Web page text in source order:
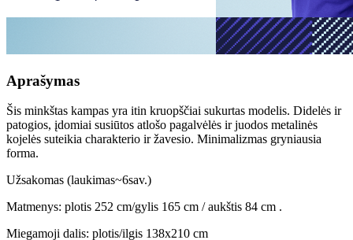
Aprašymas
Šis minkštas kampas yra itin kruopščiai sukurtas modelis. Didelės ir
patogios, įdomiai susiūtos atlošo pagalvėlės ir juodos metalinės
kojelės suteikia charakterio ir žavesio. Minimalizmas gryniausia
forma.
Užsakomas (laukimas~6sav.)
Matmenys: plotis 252 cm/gylis 165 cm / aukštis 84 cm .
Miegamoji dalis: plotis/ilgis 138x210 cm